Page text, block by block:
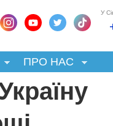
У
ПРО НАС